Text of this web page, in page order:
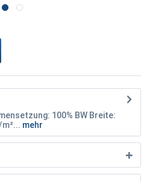
100% BW Breite:
mehr